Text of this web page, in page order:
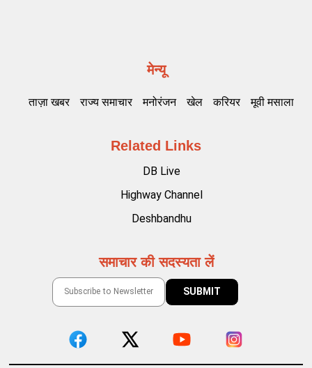
मेन्यू
ताज़ा खबर राज्य समाचार मनोरंजन खेल करियर मूवी मसाला
Related Links
DB Live
Highway Channel
Deshbandhu
समाचार की सदस्यता लें